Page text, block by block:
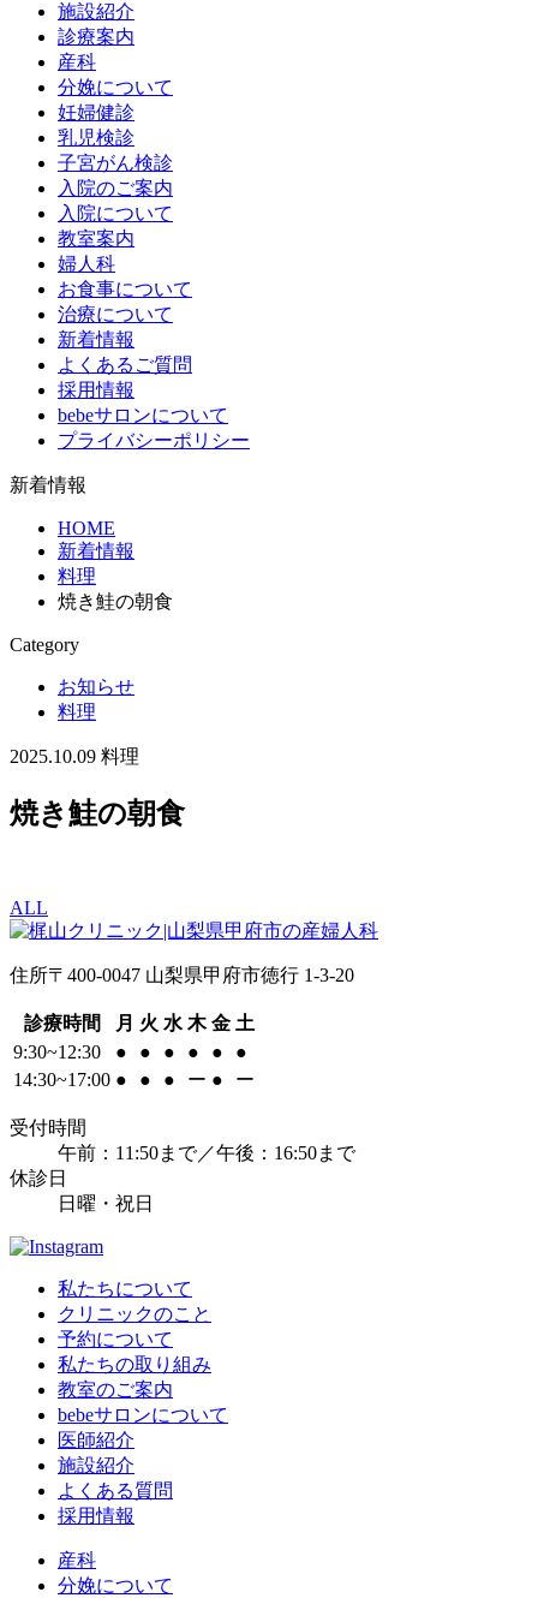
施設紹介
診療案内
産科
分娩について
妊婦健診
乳児検診
子宮がん検診
入院のご案内
入院について
教室案内
婦人科
お食事について
治療について
新着情報
よくあるご質問
採用情報
bebeサロンについて
プライバシーポリシー
新着情報
HOME
新着情報
料理
焼き鮭の朝食
Category
お知らせ
料理
2025.10.09 料理
焼き鮭の朝食
ALL
住所〒400-0047 山梨県甲府市徳行 1-3-20
診療時間 月 火 水 木 金 土
9:30~12:30
● ● ● ● ●
●
14:30~17:00 ● ● ● ー ● ー
受付時間
午前：11:50まで／午後：16:50まで
休診日
日曜・祝日
私たちについて
クリニックのこと
予約について
私たちの取り組み
教室のご案内
bebeサロンについて
医師紹介
施設紹介
よくある質問
採用情報
産科
分娩について